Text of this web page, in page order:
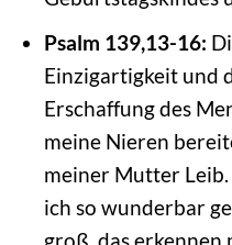
Psalm 139,13-16:
Einzigartigkeit und
Erschaffung des
meine Nieren
meiner Mutter
ich so wunderbar